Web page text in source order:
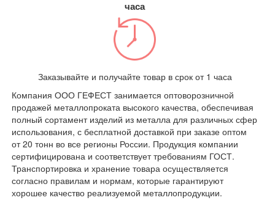
часа
Заказывайте и получайте товар в срок от 1 часа
Компания ООО ГЕФЕСТ занимается оптоворозничной
продажей металлопроката высокого качества, обеспечивая
полный сортамент изделий из металла для различных сфер
использования, с бесплатной доставкой при заказе оптом
от 20 тонн во все регионы России. Продукция компании
сертифицирована и соответствует требованиям ГОСТ.
Транспортировка и хранение товара осуществляется
согласно правилам и нормам, которые гарантируют
хорошее качество реализуемой металлопродукции.